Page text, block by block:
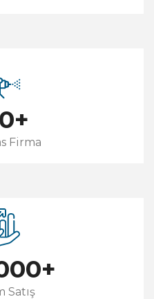
+
Firma
+
Satış